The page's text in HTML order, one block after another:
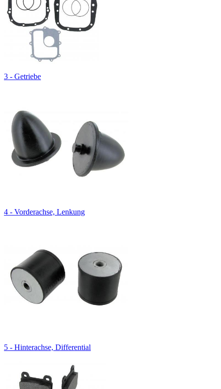
3 - Getriebe
4 - Vorderachse, Lenkung
5 - Hinterachse, Differential